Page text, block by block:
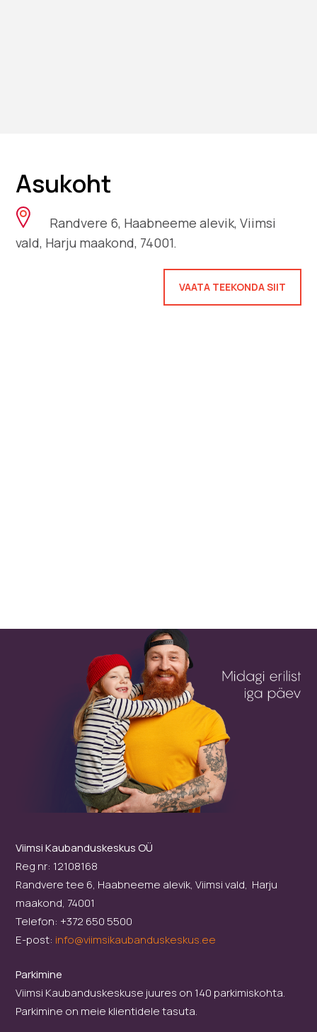
Asukoht
Randvere 6, Haabneeme alevik, Viimsi
vald, Harju maakond, 74001.
VAATA TEEKONDA SIIT
Viimsi Kaubanduskeskus OÜ
Reg nr: 12108168
Randvere tee 6, Haabneeme alevik, Viimsi vald, Harju
maakond, 74001
Telefon: +372 650 5500
E-post: info@viimsikaubanduskeskus.ee
Parkimine
Viimsi Kaubanduskeskuse juures on 140 parkimiskohta.
Parkimine on meie klientidele tasuta.